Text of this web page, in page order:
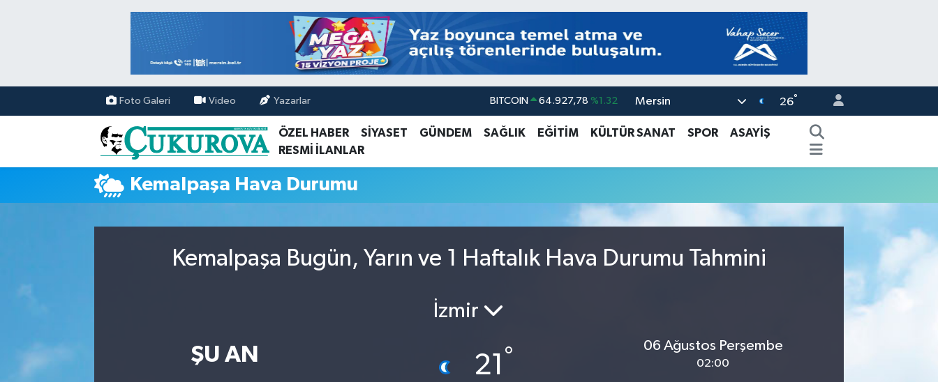
Foto Galeri Video Yazarlar BITCOIN 64.927,78 %1.32
DOLAR 47,5894 %0.08
GRAM ALTIN 6527.85 %0.54
BİST100 13.703 %11
Mersin 26°
ÖZEL HABER SİYASET GÜNDEM SAĞLIK EĞİTİM KÜLTÜR SANAT SPOR
ASAYİŞ
RESMİ İLANLAR
Kemalpaşa Hava Durumu
Kemalpaşa Bugün, Yarın ve 1 Haftalık Hava Durumu Tahmini
ŞU AN
İzmir
21 °
06 Ağustos Perşembe
02:00
Mersin Nöbetçi Eczaneler
Mersin Hava Durumu
Mersin Namaz Vakitleri
Mersin Trafik Yoğunluk Haritası
Süper Lig Puan Durumu ve Fikstür
Tüm Manşetler